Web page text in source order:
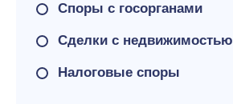
Споры с госорганами
Сделки с недвижимостью
Налоговые споры